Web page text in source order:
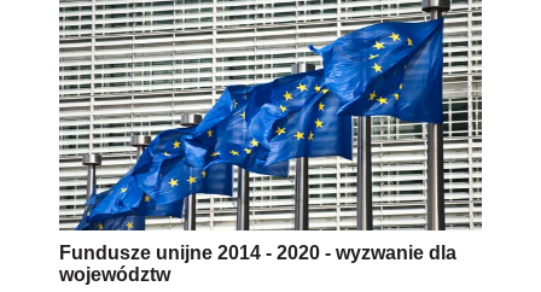
Fundusze unijne 2014 - 2020 - wyzwanie dla
województw